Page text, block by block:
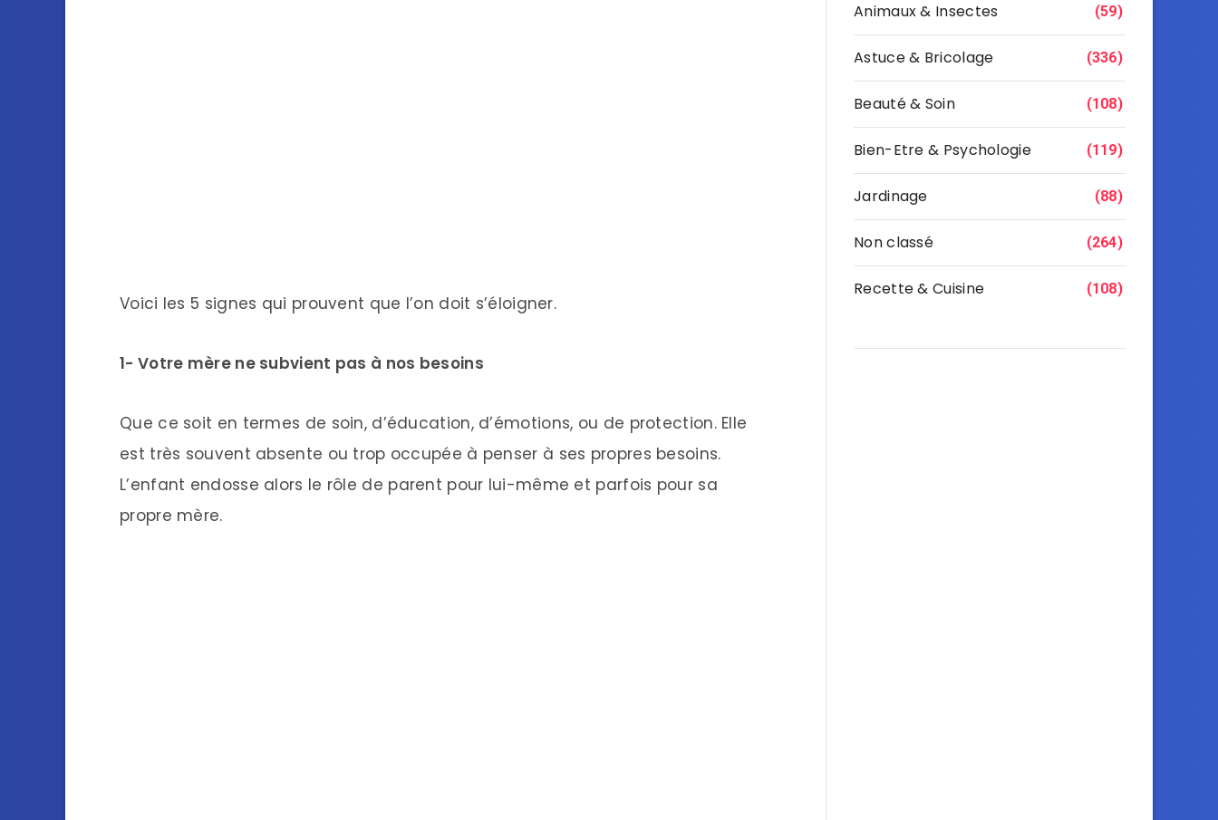
Voici les 5 signes qui prouvent que l’on doit s’éloigner.
1- Votre mère ne subvient pas à nos besoins
Que ce soit en termes de soin, d’éducation, d’émotions, ou de protection. Elle
est très souvent absente ou trop occupée à penser à ses propres besoins.
L’enfant endosse alors le rôle de parent pour lui-même et parfois pour sa
propre mère.
Animaux & Insectes (59)
Astuce & Bricolage (336)
Beauté & Soin (108)
Bien-Etre & Psychologie (119)
Jardinage (88)
Non classé (264)
Recette & Cuisine (108)